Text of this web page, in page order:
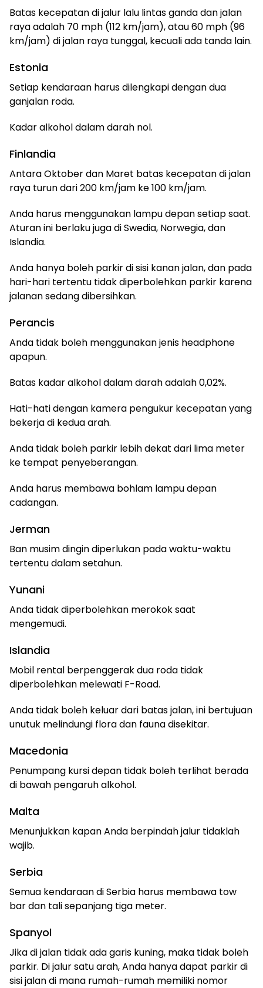
Batas kecepatan di jalur lalu lintas ganda dan jalan
raya adalah 70 mph (112 km/jam), atau 60 mph (96
km/jam) di jalan raya tunggal, kecuali ada tanda lain.
Estonia
Setiap kendaraan harus dilengkapi dengan dua
ganjalan roda.
Kadar alkohol dalam darah nol.
Finlandia
Antara Oktober dan Maret batas kecepatan di jalan
raya turun dari 200 km/jam ke 100 km/jam.
Anda harus menggunakan lampu depan setiap saat.
Aturan ini berlaku juga di Swedia, Norwegia, dan
Islandia.
Anda hanya boleh parkir di sisi kanan jalan, dan pada
hari-hari tertentu tidak diperbolehkan parkir karena
jalanan sedang dibersihkan.
Perancis
Anda tidak boleh menggunakan jenis headphone
apapun.
Batas kadar alkohol dalam darah adalah 0,02%.
Hati-hati dengan kamera pengukur kecepatan yang
bekerja di kedua arah.
Anda tidak boleh parkir lebih dekat dari lima meter
ke tempat penyeberangan.
Anda harus membawa bohlam lampu depan
cadangan.
Jerman
Ban musim dingin diperlukan pada waktu-waktu
tertentu dalam setahun.
Yunani
Anda tidak diperbolehkan merokok saat
mengemudi.
Islandia
Mobil rental berpenggerak dua roda tidak
diperbolehkan melewati F-Road.
Anda tidak boleh keluar dari batas jalan, ini bertujuan
unutuk melindungi flora dan fauna disekitar.
Macedonia
Penumpang kursi depan tidak boleh terlihat berada
di bawah pengaruh alkohol.
Malta
Menunjukkan kapan Anda berpindah jalur tidaklah
wajib.
Serbia
Semua kendaraan di Serbia harus membawa tow
bar dan tali sepanjang tiga meter.
Spanyol
Jika di jalan tidak ada garis kuning, maka tidak boleh
parkir. Di jalur satu arah, Anda hanya dapat parkir di
sisi jalan di mana rumah-rumah memiliki nomor